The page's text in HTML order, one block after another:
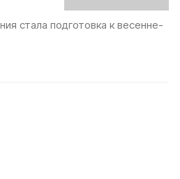
стала подготовка к весенне-